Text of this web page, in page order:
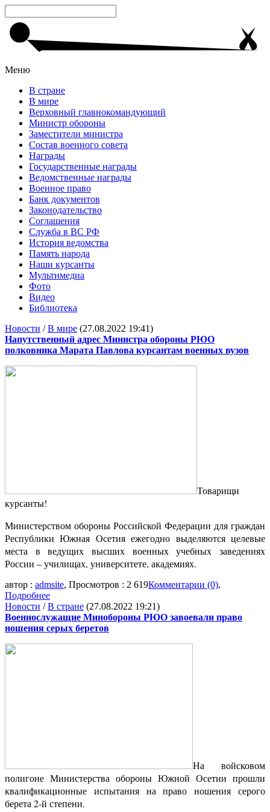
Меню
В стране
В мире
Верховный главнокомандующий
Министр обороны
Заместители министра
Состав военного совета
Награды
Государственные награды
Ведомственные награды
Военное право
Банк документов
Законодательство
Соглашения
Служба в ВС РФ
История ведомства
Память народа
Наши курсанты
Мультимедиа
Фото
Видео
Библиотека
Новости /В мире (27.08.2022 19:41)
Напутственный адрес Министра обороны РЮО
полковника Марата Павлова курсантам военных вузов
Товарищи
курсанты!
Министерством обороны Российской Федерации для граждан
Республики Южная Осетия ежегодно выделяются целевые
места в ведущих высших военных учебных заведениях
России – училищах, университете, академиях.
автор : admsite, Просмотров : 2 619Комментарии (0),
Подробнее
Новости /В стране (27.08.2022 19:21)
Военнослужащие Минобороны РЮО завоевали право
ношения серых беретов
На войсковом
полигоне Министерства обороны Южной Осетии прошли
квалификационные испытания на право ношения серого
берета 2-й степени.